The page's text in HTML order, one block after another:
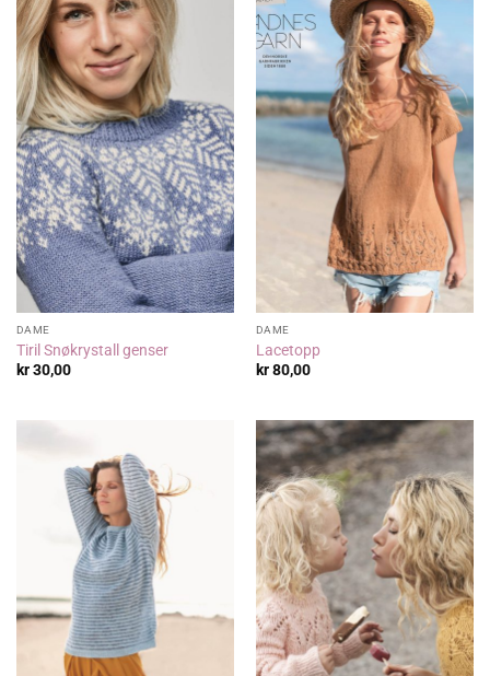
DAME
Tiril Snøkrystall genser
kr30,00
DAME
Lacetopp
kr80,00